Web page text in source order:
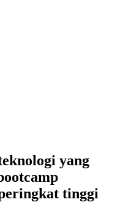
yang
tinggi